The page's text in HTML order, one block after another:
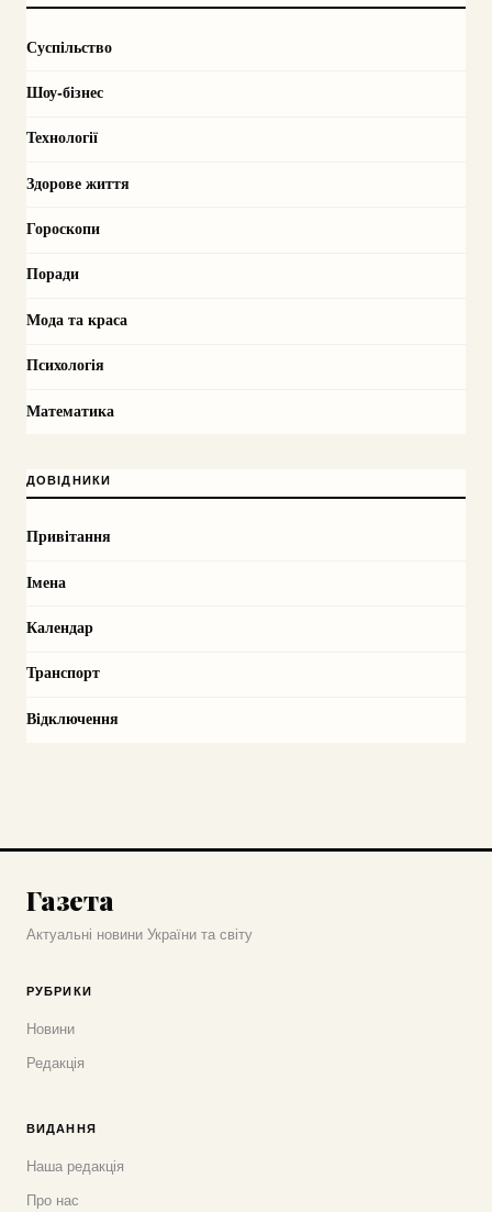
Суспільство
Шоу-бізнес
Технології
Здорове життя
Гороскопи
Поради
Мода та краса
Психологія
Математика
ДОВІДНИКИ
Привітання
Імена
Календар
Транспорт
Відключення
Газета
Актуальні новини України та світу
РУБРИКИ
Новини
Редакція
ВИДАННЯ
Наша редакція
Про нас